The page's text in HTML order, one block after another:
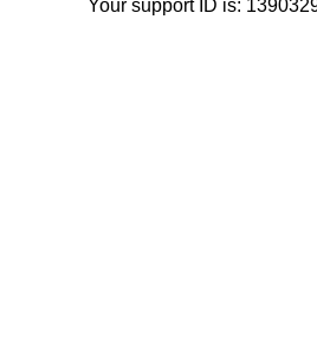
Your support ID is: